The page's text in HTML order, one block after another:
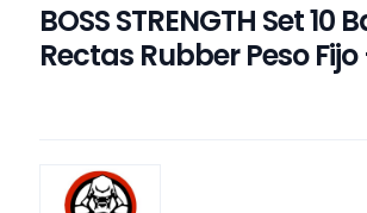
BOSS STRENGTH Set 10
Rectas Rubber Peso